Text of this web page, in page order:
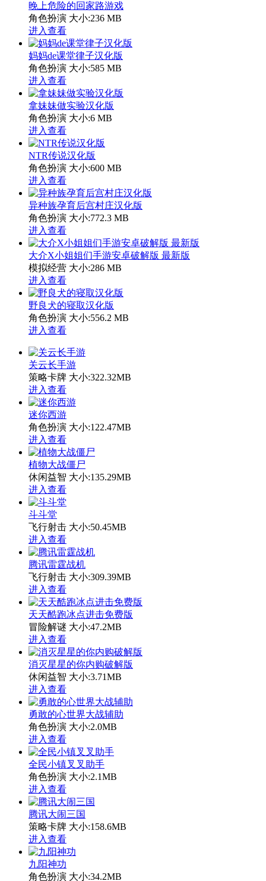
晚上危险的回家路游戏
角色扮演 大小:236 MB
进入查看
妈妈de课堂律子汉化版
角色扮演 大小:585 MB
进入查看
拿妹妹做实验汉化版
角色扮演 大小:6 MB
进入查看
NTR传说汉化版
角色扮演 大小:600 MB
进入查看
异种族孕育后宫村庄汉化版
角色扮演 大小:772.3 MB
进入查看
大介X小姐姐们手游安卓破解版 最新版
模拟经营 大小:286 MB
进入查看
野良犬的寝取汉化版
角色扮演 大小:556.2 MB
进入查看
关云长手游
策略卡牌 大小:322.32MB
进入查看
迷你西游
角色扮演 大小:122.47MB
进入查看
植物大战僵尸
休闲益智 大小:135.29MB
进入查看
斗斗堂
飞行射击 大小:50.45MB
进入查看
腾讯雷霆战机
飞行射击 大小:309.39MB
进入查看
天天酷跑冰点进击免费版
冒险解谜 大小:47.2MB
进入查看
消灭星星的你内购破解版
休闲益智 大小:3.71MB
进入查看
勇敢的心世界大战辅助
角色扮演 大小:2.0MB
进入查看
全民小镇叉叉助手
角色扮演 大小:2.1MB
进入查看
腾讯大闹三国
策略卡牌 大小:158.6MB
进入查看
九阳神功
角色扮演 大小:34.2MB